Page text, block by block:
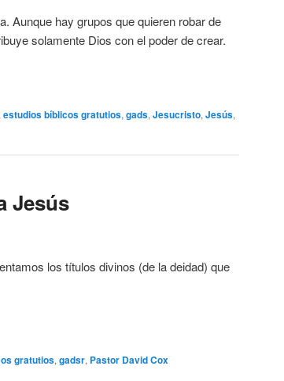
Aunque hay grupos que quieren robar de
solamente Dios con el poder de crear.
estudios bíblicos gratutios, gads, Jesucristo, Jesús,
Jesús
los títulos divinos (de la deidad) que
gratutios, gadsr, Pastor David Cox